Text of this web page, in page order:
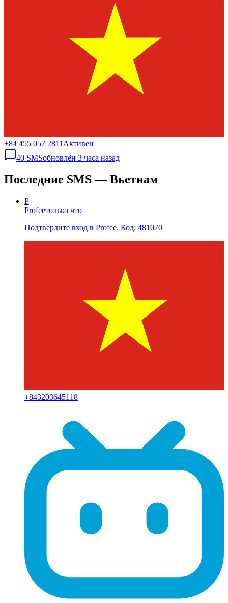
+84 455 057 2811 Активен
40 SMSобновлён 3 часа назад
Последние SMS — Вьетнам
P
Profeeтолько что
Подтвердите вход в Profee. Код: 481070
+843203645118